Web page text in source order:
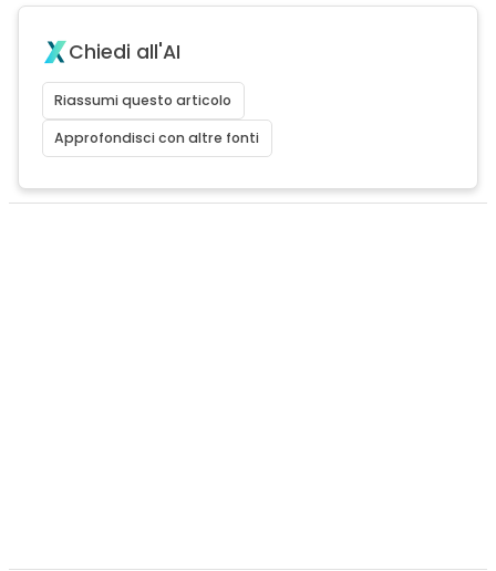
Chiedi all'AI
Riassumi questo articolo
Approfondisci con altre fonti